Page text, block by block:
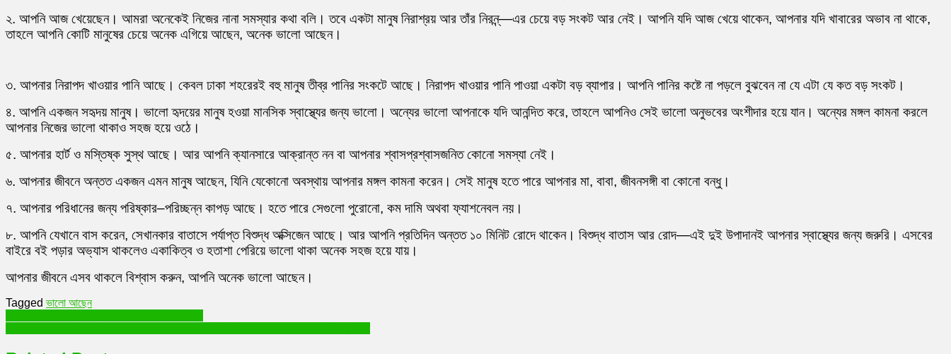
২. আপনি আজ খেয়েছেন। আমরা অনেকেই নিজের নানা সমস্যার কথা বলি। তবে একটা মানুষ নিরাশ্রয় আর তাঁর নিরন্ন্—এর চেয়ে বড় সংকট আর নেই। আপনি যদি আজ খেয়ে থাকেন, আপনার যদি খাবারের অভাব না থাকে,
তাহলে আপনি কোটি মানুষের চেয়ে অনেক এগিয়ে আছেন, অনেক ভালো আছেন।
৩. আপনার নিরাপদ খাওয়ার পানি আছে। কেবল ঢাকা শহরেরই বহু মানুষ তীব্র পানির সংকটে আছে। নিরাপদ খাওয়ার পানি পাওয়া একটা বড় ব্যাপার। আপনি পানির কষ্টে না পড়লে বুঝবেন না যে এটা যে কত বড় সংকট।
৪. আপনি একজন সহৃদয় মানুষ। ভালো হৃদয়ের মানুষ হওয়া মানসিক স্বাস্থ্যের জন্য ভালো। অন্যের ভালো আপনাকে যদি আনন্দিত করে, তাহলে আপনিও সেই ভালো অনুভবের অংশীদার হয়ে যান। অন্যের মঙ্গল কামনা করলে
আপনার নিজের ভালো থাকাও সহজ হয়ে ওঠে।
৫. আপনার হার্ট ও মস্তিষ্ক সুস্থ আছে। আর আপনি ক্যানসারে আক্রান্ত নন বা আপনার শ্বাসপ্রশ্বাসজনিত কোনো সমস্যা নেই।
৬. আপনার জীবনে অন্তত একজন এমন মানুষ আছেন, যিনি যেকোনো অবস্থায় আপনার মঙ্গল কামনা করেন। সেই মানুষ হতে পারে আপনার মা, বাবা, জীবনসঙ্গী বা কোনো বন্ধু।
৭. আপনার পরিধানের জন্য পরিষ্কার–পরিচ্ছন্ন কাপড় আছে। হতে পারে সেগুলো পুরোনো, কম দামি অথবা ফ্যাশনেবল নয়।
৮. আপনি যেখানে বাস করেন, সেখানকার বাতাসে পর্যাপ্ত বিশুদ্ধ অক্সিজেন আছে। আর আপনি প্রতিদিন অন্তত ১০ মিনিট রোদে থাকেন। বিশুদ্ধ বাতাস আর রোদ—এই দুই উপাদানই আপনার স্বাস্থ্যের জন্য জরুরি। এসবের
বাইরে বই পড়ার অভ্যাস থাকলেও একাকিত্ব ও হতাশা পেরিয়ে ভালো থাকা অনেক সহজ হয়ে যায়।
আপনার জীবনে এসব থাকলে বিশ্বাস করুন, আপনি অনেক ভালো আছেন।
Tagged ভালো আছেন
Post
navigation